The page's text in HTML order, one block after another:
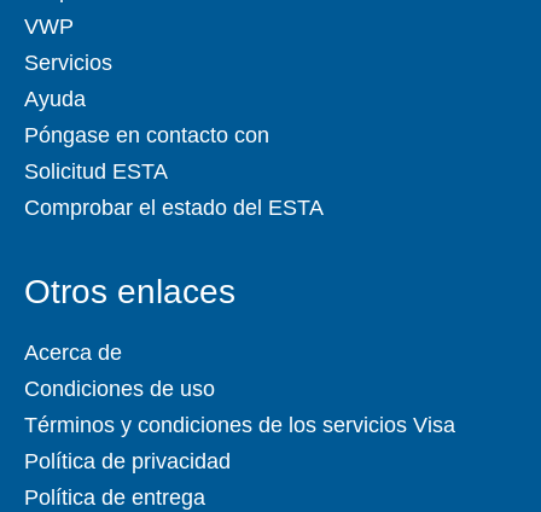
VWP
Servicios
Ayuda
Póngase en contacto con
Solicitud ESTA
Comprobar el estado del ESTA
Otros enlaces
Acerca de
Condiciones de uso
Términos y condiciones de los servicios Visa
Política de privacidad
Política de entrega